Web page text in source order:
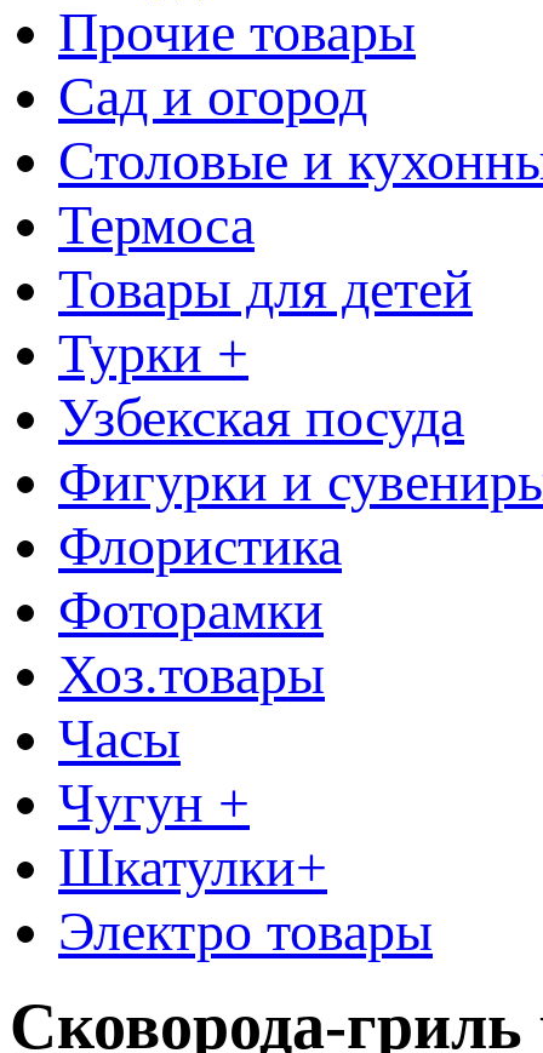
Прочие товары
Сад и огород
Столовые и
Термоса
Товары для детей
Турки +
Узбекская посуда
Фигурки и
Флористика
Фоторамки
Хоз.товары
Часы
Чугун +
Шкатулки+
Электро товары
Сковорода-